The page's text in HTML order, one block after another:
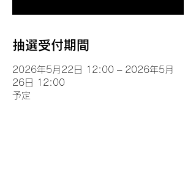
抽選受付期間
2026年5月22日 12:00 – 2026年5月
26日 12:00
予定